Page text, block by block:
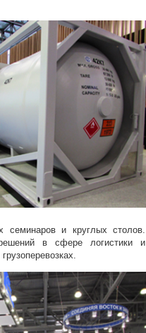
семинаров и круглых столов.
в сфере логистики и